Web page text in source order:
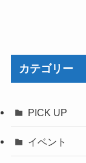
カテゴリー
PICK UP
イベント